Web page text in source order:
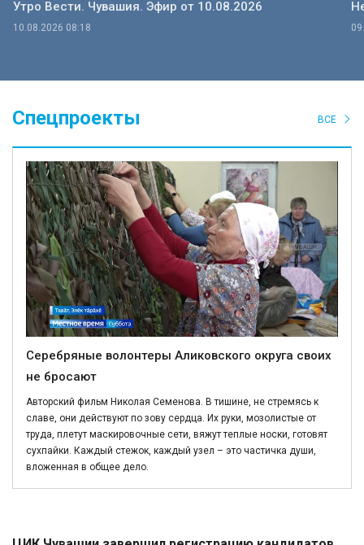
Утро Вести. Чувашия. Эфир от 10.08.2026
10.08.2026 08:18
ВСЕ
Спецпроекты
Серебряные волонтеры Аликовского округа своих
не бросают
Авторский фильм Николая Семенова. В тишине, не стремясь к
славе, они действуют по зову сердца. Их руки, мозолистые от
труда, плетут маскировочные сети, вяжут теплые носки, готовят
сухпайки. Каждый стежок, каждый узел – это частичка души,
вложенная в общее дело.
Политика